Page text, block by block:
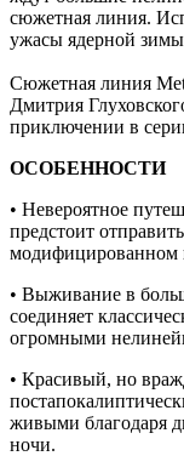
сюжетная линия.
ужасы ядерной
Сюжетная линия
Дмитрия
приключении в
ОСОБЕННОСТИ
• Невероятное
предстоит
модифицированном
• Выживание в
соединяет
огромными
• Красивый, но
живыми благодаря
ночи.